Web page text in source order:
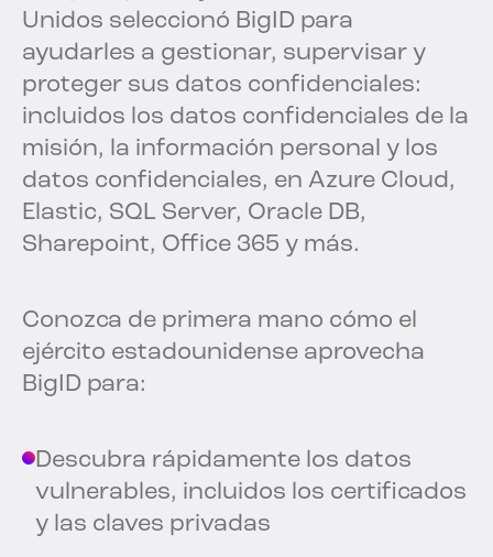
Unidos seleccionó BigID para
ayudarles a gestionar, supervisar y
proteger sus datos confidenciales:
incluidos los datos confidenciales de la
misión, la información personal y los
datos confidenciales, en Azure Cloud,
Elastic, SQL Server, Oracle DB,
Sharepoint, Office 365 y más.
Conozca de primera mano cómo el
ejército estadounidense aprovecha
BigID para:
Descubra rápidamente los datos
vulnerables, incluidos los certificados
y las claves privadas